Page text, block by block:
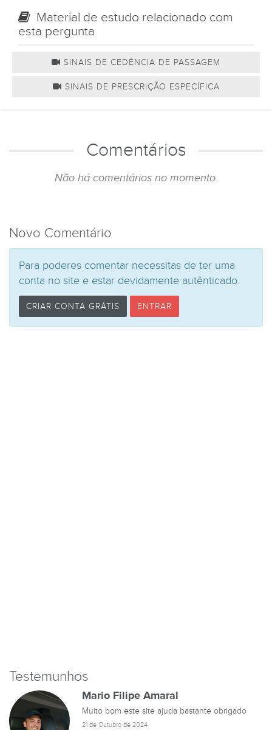
Material de estudo relacionado com
esta pergunta
SINAIS DE CEDÊNCIA DE PASSAGEM
SINAIS DE PRESCRIÇÃO ESPECÍFICA
Comentários
Não há comentários no momento.
Novo Comentário
Para poderes comentar necessitas de ter uma
conta no site e estar devidamente autênticado.
CRIAR CONTA GRÁTIS ENTRAR
Testemunhos
Mario Filipe Amaral
Muito bom este site ajuda bastante obrigado
21 de Outubro de 2024